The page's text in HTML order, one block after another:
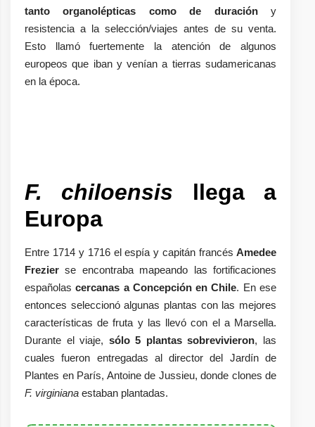
tanto organolépticas como de duracióny
resistencia a la selección/viajes antes de su venta.
Esto llamó fuertemente la atención de algunos
europeos que iban y venían a tierras sudamericanas
en la época.
F. chiloensis llega a
Europa
Entre 1714 y 1716 el espía y capitán francés Amedee
Frezier se encontraba mapeando las fortificaciones
españolascercanas a Concepción en Chile. En ese
entonces seleccionó algunas plantas con las mejores
características de fruta y las llevó con el a Marsella.
Durante el viaje, sólo 5 plantas sobrevivieron, las
cuales fueron entregadas al director del Jardín de
Plantes en París, Antoine de Jussieu, donde clones de
F. virginiana estaban plantadas.